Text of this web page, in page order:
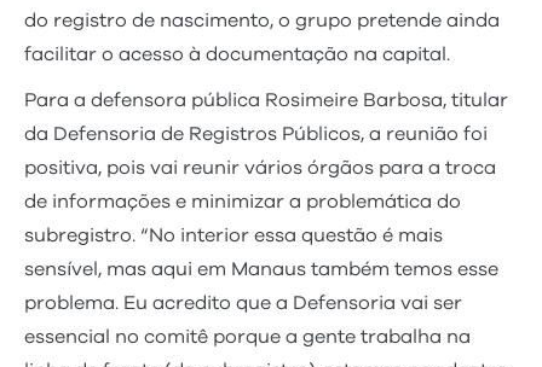
do registro de nascimento, o grupo pretende ainda
facilitar o acesso à documentação na capital.
Para a defensora pública Rosimeire Barbosa, titular
da Defensoria de Registros Públicos, a reunião foi
positiva, pois vai reunir vários órgãos para a troca
de informações e minimizar a problemática do
subregistro. “No interior essa questão é mais
sensível, mas aqui em Manaus também temos esse
problema. Eu acredito que a Defensoria vai ser
essencial no comitê porque a gente trabalha na